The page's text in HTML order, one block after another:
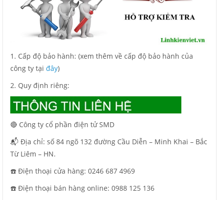
1. Cấp độ bảo hành: (xem thêm về cấp độ bảo hành của
công ty tại đây)
2. Quy định riêng:
🔴 Công ty cổ phần điện tử SMD
📬 Địa chỉ: số 84 ngõ 132 đường Cầu Diễn – Minh Khai – Bắc
Từ Liêm – HN.
☎️ Điện thoại cửa hàng: 0246 687 4969
☎️ Điện thoại bán hàng online: 0988 125 136